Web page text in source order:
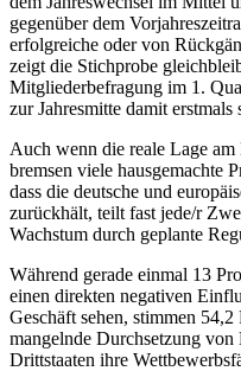
gegenüber dem
erfolgreiche oder von
zeigt die Stichprobe
Mitgliederbefragung im 1.
zur Jahresmitte damit
Auch wenn die reale Lage
bremsen viele hausgemachte
dass die deutsche und
zurückhält, teilt fast jede/r
Wachstum durch geplante
Während gerade einmal 13
einen direkten negativen
Geschäft sehen, stimmen
mangelnde Durchsetzung
Drittstaaten ihre